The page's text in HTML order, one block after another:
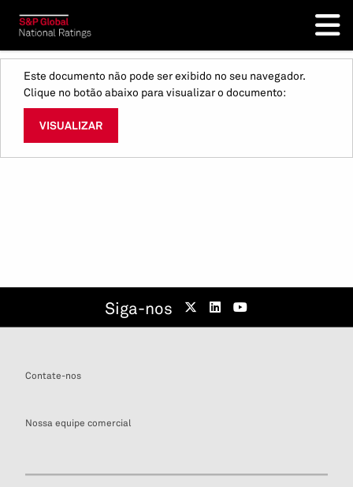
Este documento não pode ser exibido no seu navegador.
Clique no botão abaixo para visualizar o documento:
VISUALIZAR
Siga-nos
Contate-nos
Nossa equipe comercial